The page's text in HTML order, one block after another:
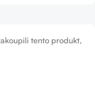
tento produkt,